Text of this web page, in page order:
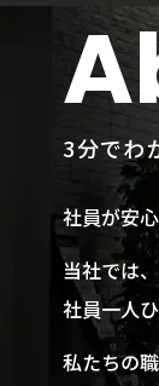
3分で
社員が安
当社では
社員一人
私たちの